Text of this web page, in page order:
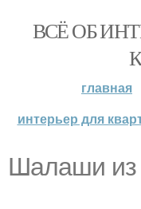
ВСЁ ОБ
главная
интерьер для
Шалаши из